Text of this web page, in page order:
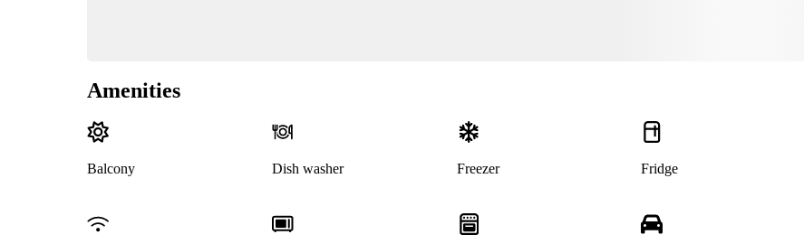
Amenities
Balcony Dish washer Freezer Fridge